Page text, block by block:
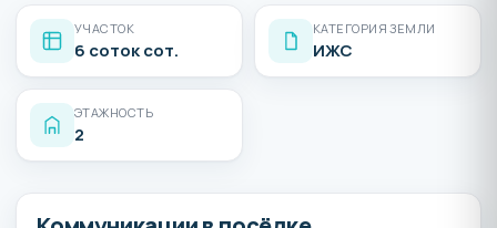
УЧАСТОК
6 соток сот.
КАТЕГОРИЯ ЗЕМЛИ
ИЖС
ЭТАЖНОСТЬ
2